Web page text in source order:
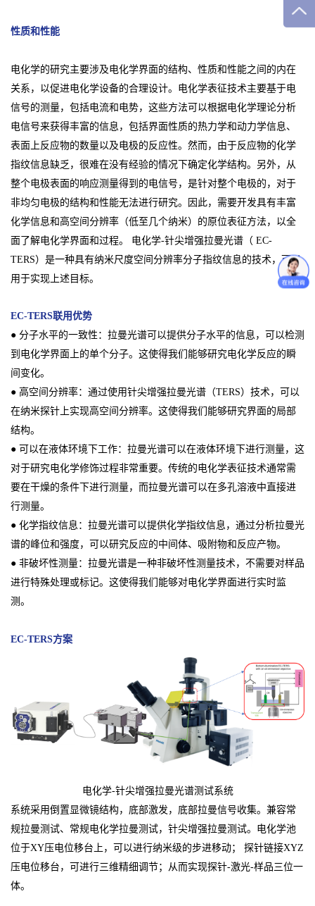
性质和性能
电化学的研究主要涉及电化学界面的结构、性质和性能之间的内在
关系，以促进电化学设备的合理设计。电化学表征技术主要基于电
信号的测量，包括电流和电势，这些方法可以根据电化学理论分析
电信号来获得丰富的信息，包括界面性质的热力学和动力学信息、
表面上反应物的数量以及电极的反应性。然而，由于反应物的化学
指纹信息缺乏，很难在没有经验的情况下确定化学结构。另外，从
整个电极表面的响应测量得到的电信号，是针对整个电极的，对于
非均匀电极的结构和性能无法进行研究。因此，需要开发具有丰富
化学信息和高空间分辨率（低至几个纳米）的原位表征方法，以全
面了解电化学界面和过程。 电化学-针尖增强拉曼光谱（ EC-
TERS）是一种具有纳米尺度空间分辨率分子指纹信息的技术，可以
用于实现上述目标。
EC-TERS联用优势
● 分子水平的一致性：拉曼光谱可以提供分子水平的信息，可以检测
到电化学界面上的单个分子。这使得我们能够研究电化学反应的瞬
间变化。
● 高空间分辨率：通过使用针尖增强拉曼光谱（TERS）技术，可以
在纳米探针上实现高空间分辨率。这使得我们能够研究界面的局部
结构。
● 可以在液体环境下工作：拉曼光谱可以在液体环境下进行测量，这
对于研究电化学修饰过程非常重要。传统的电化学表征技术通常需
要在干燥的条件下进行测量，而拉曼光谱可以在多孔溶液中直接进
行测量。
● 化学指纹信息：拉曼光谱可以提供化学指纹信息，通过分析拉曼光
谱的峰位和强度，可以研究反应的中间体、吸附物和反应产物。
● 非破坏性测量：拉曼光谱是一种非破坏性测量技术，不需要对样品
进行特殊处理或标记。这使得我们能够对电化学界面进行实时监
测。
EC-TERS方案
电化学-针尖增强拉曼光谱测试系统
系统采用倒置显微镜结构，底部激发，底部拉曼信号收集。兼容常
规拉曼测试、常规电化学拉曼测试，针尖增强拉曼测试。电化学池
位于XY压电位移台上，可以进行纳米级的步进移动； 探针链接XYZ
压电位移台，可进行三维精细调节；从而实现探针-激光-样品三位一
体。